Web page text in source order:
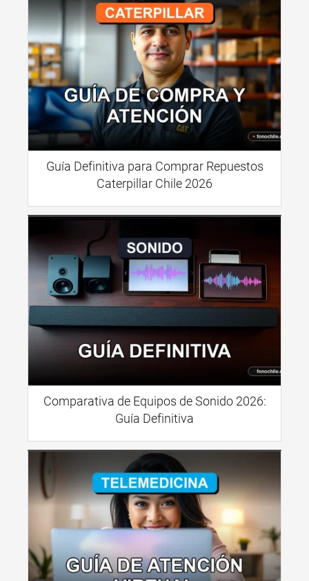
Guía Definitiva para Comprar Repuestos
Caterpillar Chile 2026
Comparativa de Equipos de Sonido 2026:
Guía Definitiva